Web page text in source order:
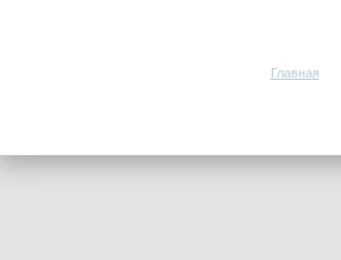
Главная